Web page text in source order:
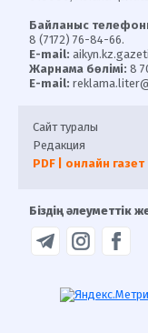
Байланыс
8 (7172) 76-84-66.
E-mail:
Жарнама бөлімі: 8
E-mail:
Сайт туралы
Редакция
PDF | онлайн газет
Біздің әлеуметтік